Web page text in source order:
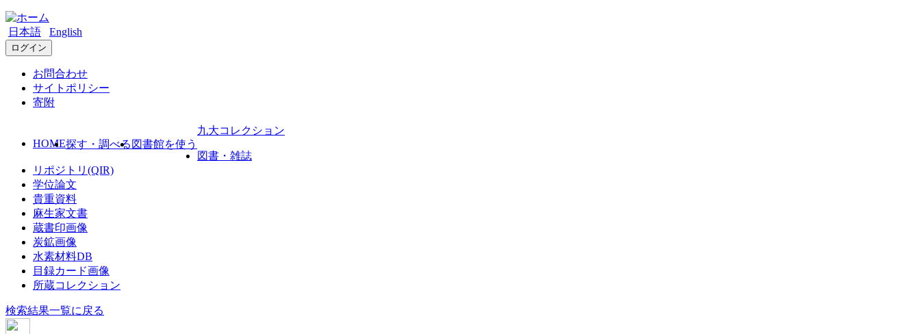
日本語 English
ログイン
お問合わせ
サイトポリシー
寄附
HOME探す・調べる 図書館を使う
九大コレクション
図書・雑誌
リポジトリ(QIR)
学位論文
貴重資料
麻生家文書
蔵書印画像
炭鉱画像
水素材料DB
目録カード画像
所蔵コレクション
検索結果一覧に戻る